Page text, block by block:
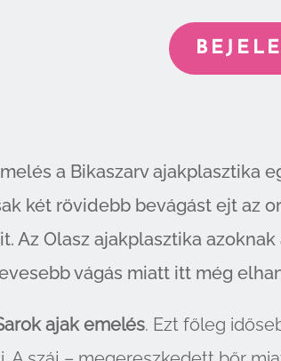
a Bikaszarv ajakplasztika
két rövidebb bevágást ejt az
Az Olasz ajakplasztika
vágás miatt itt még
ajak emelés. Ezt főleg